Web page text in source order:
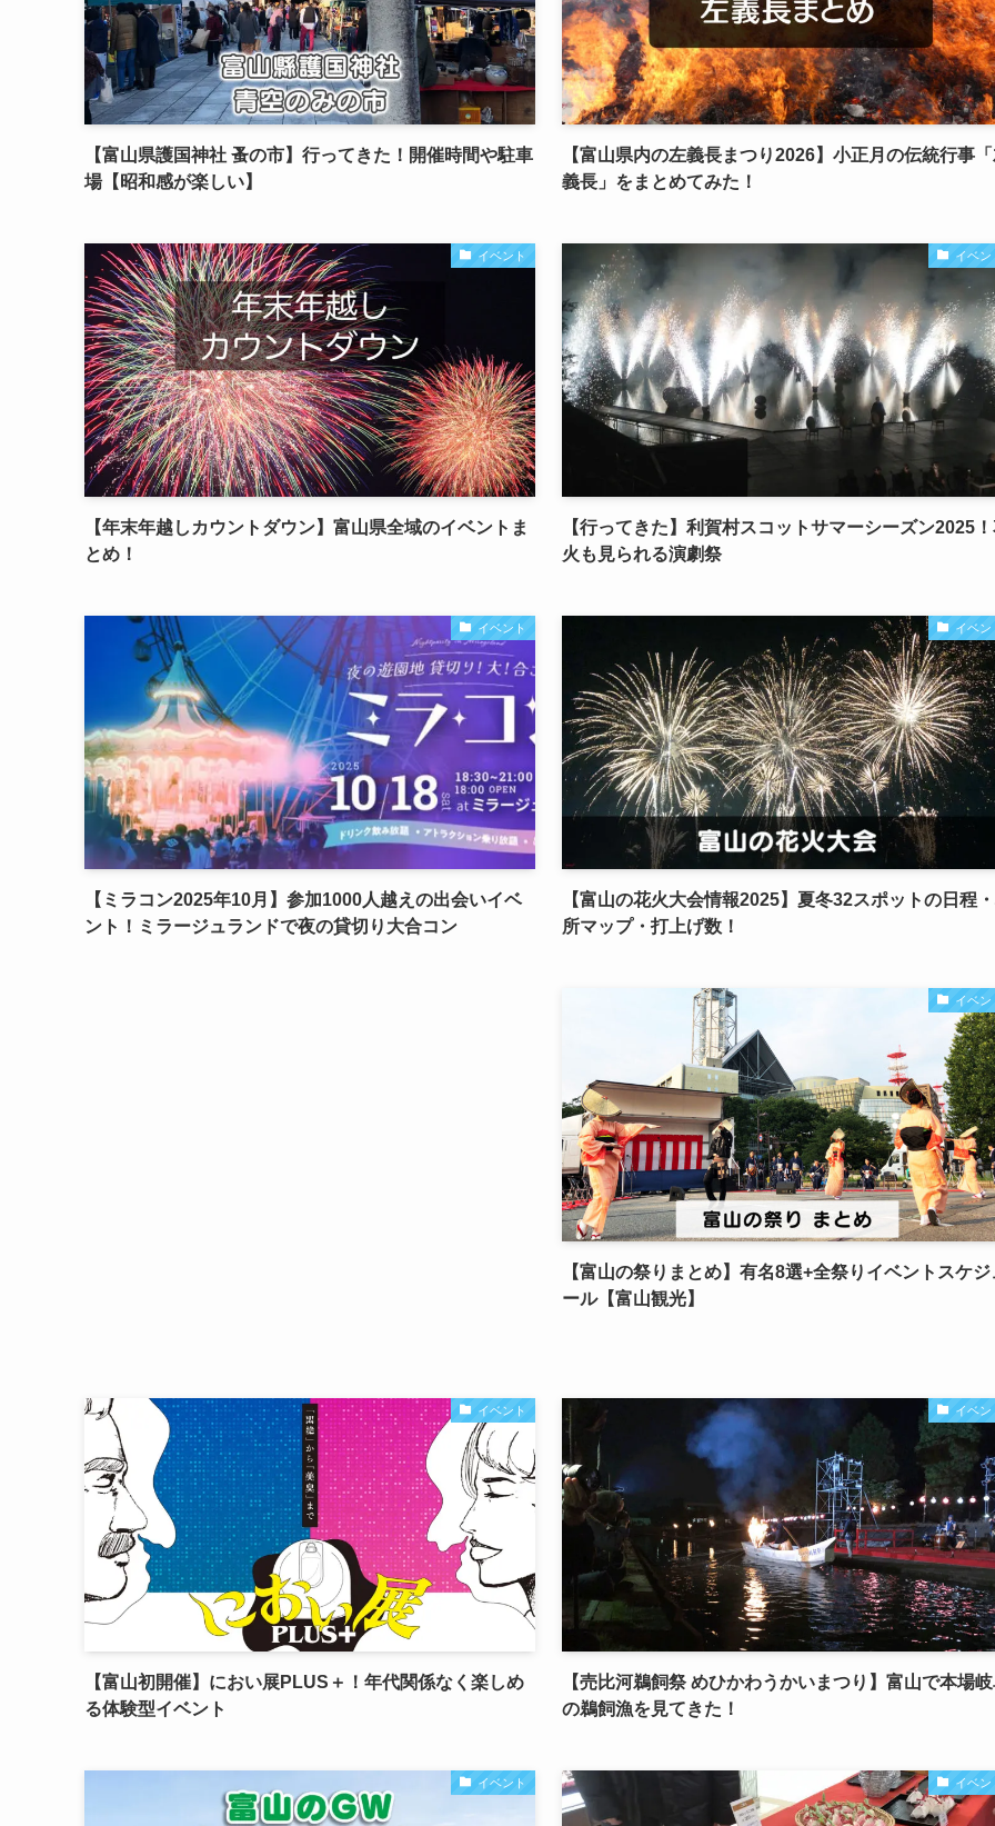
【富山県護国神社 蚤の市】行ってきた！開催時間や駐車
場【昭和感が楽しい】
【富山県内の左義長まつり2026】小正月の伝統行事
義長」をまとめてみた！
イベント
【年末年越しカウントダウン】富山県全域のイベントま
とめ！
イベン
【行ってきた】利賀村スコットサマーシーズン2025
火も見られる演劇祭
イベント
【ミラコン2025年10月】参加1000人越えの出会いイベ
ント！ミラージュランドで夜の貸切り大合コン
イベン
【富山の花火大会情報2025】夏冬32スポットの日程
所マップ・打上げ数！
イベン
【富山の祭りまとめ】有名8選+全祭りイベントスケジ
ール【富山観光】
イベント
【富山初開催】におい展PLUS＋！年代関係なく楽しめ
る体験型イベント
イベン
【売比河鵜飼祭 めひかわうかいまつり】富山で本場
の鵜飼漁を見てきた！
イベント イベン